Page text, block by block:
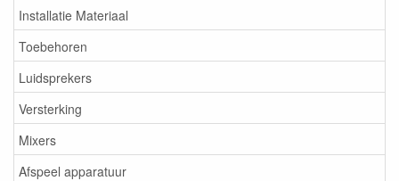
Installatie Materiaal
Toebehoren
Luidsprekers
Versterking
Mixers
Afspeel apparatuur